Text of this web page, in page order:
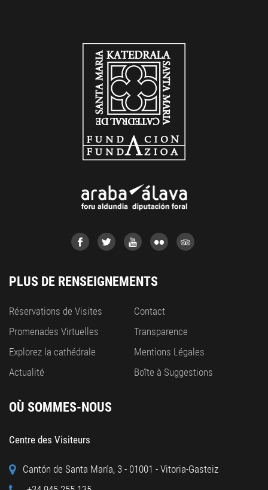
PLUS DE RENSEIGNEMENTS
Réservations de Visites
Promenades Virtuelles
Explorez la cathédrale
Actualité
Contact
Transparence
Mentions Légales
Boîte à Suggestions
OÙ SOMMES-NOUS
Centre des Visiteurs
Cantón de Santa María, 3 - 01001 - Vitoria-Gasteiz